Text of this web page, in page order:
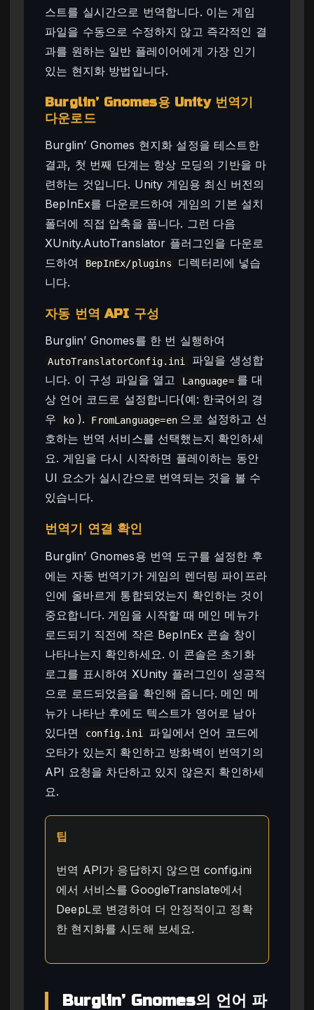
스트를 실시간으로 번역합니다. 이는 게임
파일을 수동으로 수정하지 않고 즉각적인 결
과를 원하는 일반 플레이어에게 가장 인기
있는 현지화 방법입니다.
Burglin’ Gnomes용 Unity 번역기
다운로드
Burglin’ Gnomes 현지화 설정을 테스트한
결과, 첫 번째 단계는 항상 모딩의 기반을 마
련하는 것입니다. Unity 게임용 최신 버전의
BepInEx를 다운로드하여 게임의 기본 설치
폴더에 직접 압축을 풉니다. 그런 다음
XUnity.AutoTranslator 플러그인을 다운로
드하여
BepInEx/plugins
디렉터리에 넣습
니다.
자동 번역 API 구성
Burglin’ Gnomes를 한 번 실행하여
AutoTranslatorConfig.ini
파일을 생성합
니다. 이 구성 파일을 열고
Language= 를 대
상 언어 코드로 설정합니다(예: 한국어의 경
우
ko ). FromLanguage=en 으로 설정하고 선
호하는 번역 서비스를 선택했는지 확인하세
요. 게임을 다시 시작하면 플레이하는 동안
UI 요소가 실시간으로 번역되는 것을 볼 수
있습니다.
번역기 연결 확인
Burglin’ Gnomes용 번역 도구를 설정한 후
에는 자동 번역기가 게임의 렌더링 파이프라
인에 올바르게 통합되었는지 확인하는 것이
중요합니다. 게임을 시작할 때 메인 메뉴가
로드되기 직전에 작은 BepInEx 콘솔 창이
나타나는지 확인하세요. 이 콘솔은 초기화
로그를 표시하여 XUnity 플러그인이 성공적
으로 로드되었음을 확인해 줍니다. 메인 메
뉴가 나타난 후에도 텍스트가 영어로 남아
있다면
config.ini
파일에서 언어 코드에
오타가 있는지 확인하고 방화벽이 번역기의
API 요청을 차단하고 있지 않은지 확인하세
요.
팁
번역 API가 응답하지 않으면 config.ini
에서 서비스를 GoogleTranslate에서
DeepL로 변경하여 더 안정적이고 정확
한 현지화를 시도해 보세요.
Burglin’ Gnomes의 언어 파